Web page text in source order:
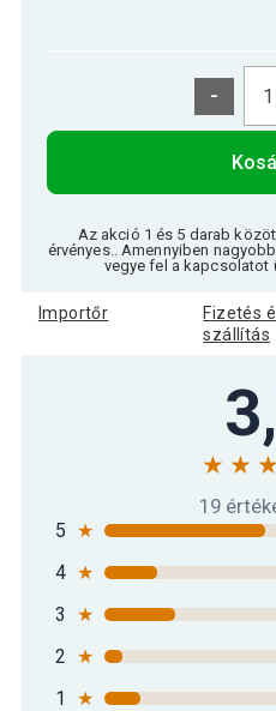
-
Az akció 1 és 5 darab
érvényes.. Amennyiben
vegye fel a kapcsolatot
Importőr
Fizetés
szállítás
19
5 ★
4 ★
3
★
2 ★
1
★